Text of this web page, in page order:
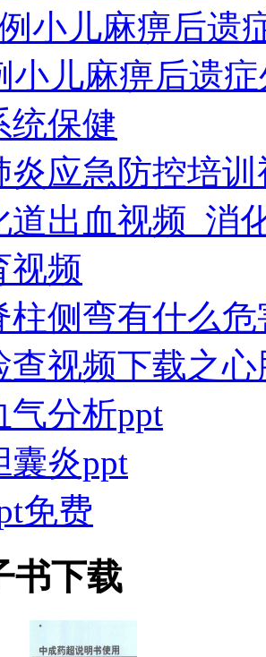
小儿麻痹后遗
小儿麻痹后遗
统保健
炎应急防控培
道出血视频_消
视频
柱侧弯有什么
查视频下载之
气分析ppt
囊炎ppt
免费
书下载